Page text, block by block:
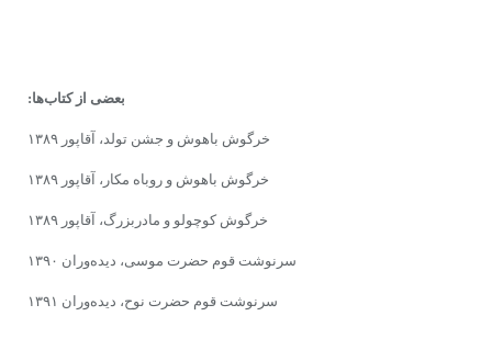
بعضی از کتاب‌ها:
خرگوش باهوش و جشن تولد، آقاپور ۱۳۸۹
خرگوش باهوش و روباه مکار، آقاپور ۱۳۸۹
خرگوش کوچولو و مادربزرگ،‌ آقاپور ۱۳۸۹
سرنوشت قوم حضرت موسی، دیده‌وران ۱۳۹۰
سرنوشت قوم حضرت نوح، دیده‌وران ۱۳۹۱